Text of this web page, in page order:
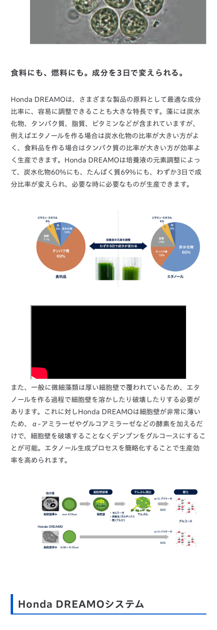
食料にも、燃料にも。成分を3日で変えられる。
Honda DREAMOは、さまざまな製品の原料として最適な成分
比率に、容易に調整できることも大きな特長です。藻には炭水
化物、タンパク質、脂質、ビタミンなどが含まれていますが、
例えばエタノールを作る場合は炭水化物の比率が大きい方がよ
く、食料品を作る場合はタンパク質の比率が大きい方が効率よ
く生産できます。Honda DREAMOは培養液の元素調整によっ
て、炭水化物60%にも、たんぱく質69%にも、わずか3日で成
分比率が変えられ、必要な時に必要なものが生産できます。
また、一般に微細藻類は厚い細胞壁で覆われているため、エタ
ノールを作る過程で細胞壁を溶かしたり破壊したりする必要が
あります。これに対しHonda DREAMOは細胞壁が非常に薄い
ため、α-アミラーゼやグルコアミラーゼなどの酵素を加えるだ
けで、細胞壁を破壊することなくデンプンをグルコースにするこ
とが可能。エタノール生成プロセスを簡略化することで生産効
率を高められます。
Honda DREAMOシステム